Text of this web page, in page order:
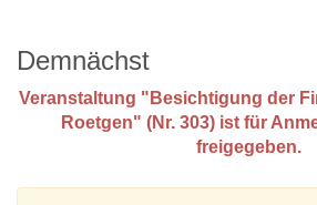
Demnächst
Veranstaltung "Besichtigung der
Roetgen" (Nr. 303) ist für
freigegeben.